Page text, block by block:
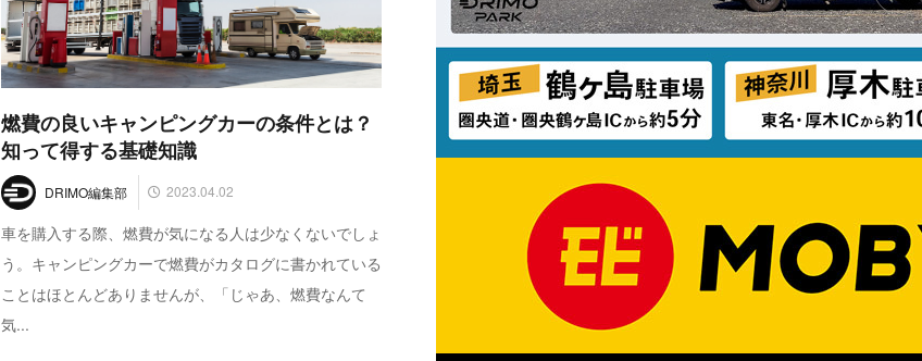
燃費の良いキャンピングカーの条件とは？
知って得する基礎知識
DRIMO編集部 2023.04.02
車を購入する際、燃費が気になる人は少なくないでしょ
う。キャンピングカーで燃費がカタログに書かれている
ことはほとんどありませんが、「じゃあ、燃費なんて
気...